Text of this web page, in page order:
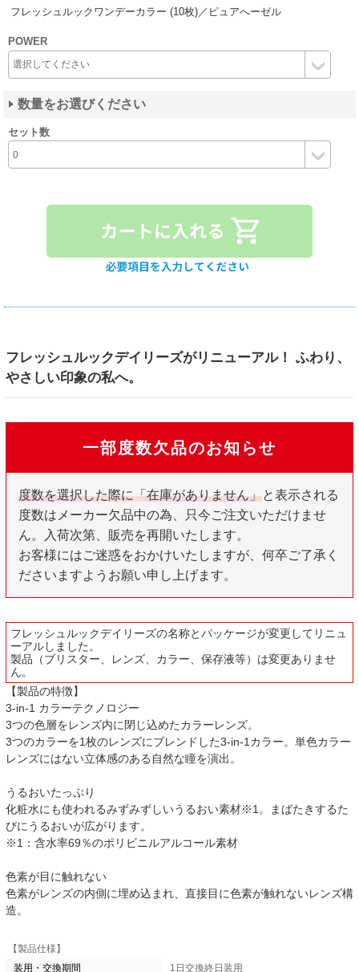
フレッシュルックワンデーカラー (10枚)／ピュアへーゼル
POWER
数量をお選びください
セット数
フレッシュルックデイリーズがリニューアル！ ふわり、
やさしい印象の私へ。
一部度数欠品のお知らせ
度数を選択した際に「在庫がありません」と表示される
度数はメーカー欠品中の為、只今ご注文いただけませ
ん。入荷次第、販売を再開いたします。
お客様にはご迷惑をおかけいたしますが、何卒ご了承く
ださいますようお願い申し上げます。
フレッシュルックデイリーズの名称とパッケージが変更してリニュ
ーアルしました。
製品（ブリスター、レンズ、カラー、保存液等）は変更ありませ
ん。
【製品の特徴】
3-in-1 カラーテクノロジー
3つの色層をレンズ内に閉じ込めたカラーレンズ。
3つのカラーを1枚のレンズにブレンドした3-in-1カラー。単色カラー
レンズにはない立体感のある自然な瞳を演出。
うるおいたっぷり
化粧水にも使われるみずみずしいうるおい素材※1。まばたきするた
びにうるおいが広がります。
※1：含水率69％のポリビニルアルコール素材
色素が目に触れない
色素がレンズの内側に埋め込まれ、直接目に色素が触れないレンズ構
造。
【製品仕様】
装用・交換期間
1日交換終日装用